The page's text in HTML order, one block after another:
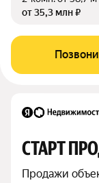
от 35,3 млн ₽
СТАРТ
Продажи